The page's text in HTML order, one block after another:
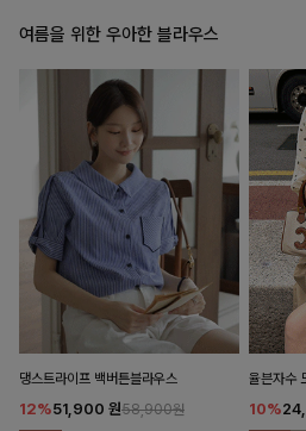
여름을 위한 우아한 블라우스
댕스트라이프 백버튼블라우스
12%51,900 원58,900원
율븐자수
10%